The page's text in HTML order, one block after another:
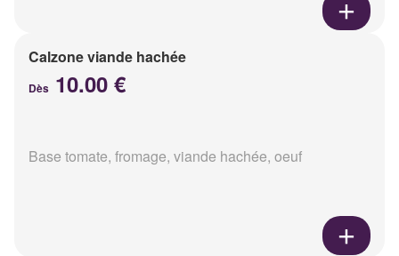
Calzone viande hachée
Dès 10.00 €
Base tomate, fromage, viande hachée, oeuf